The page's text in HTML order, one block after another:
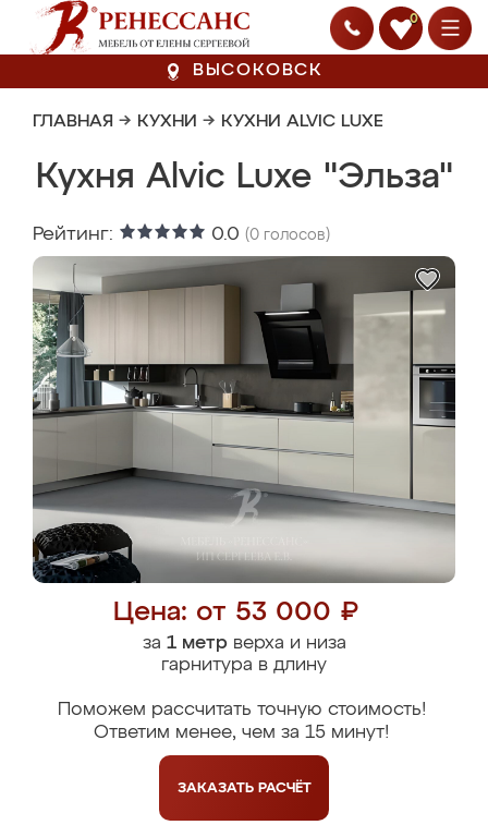
0
ВЫСОКОВСК
ГЛАВНАЯ → КУХНИ → КУХНИ ALVIC LUXE
Кухня Alvic Luxe "Эльза"
Рейтинг: 0.0 (0 голосов)
Цена: от 53 000 ₽
за 1 метрверха и низа
гарнитура в длину
Поможем рассчитать точную стоимость!
Ответим менее, чем за 15 минут!
ЗАКАЗАТЬ РАСЧЁТ